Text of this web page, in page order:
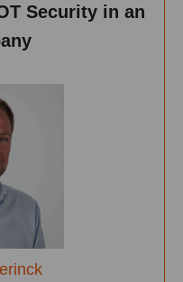
Security in an